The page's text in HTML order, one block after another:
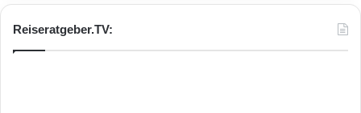
Reiseratgeber.TV: